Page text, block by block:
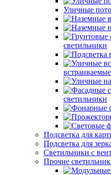
Уличные
светильники
встраиваемые
светильники
Подсветка для
Подсветка для
Светильники с
Прочие